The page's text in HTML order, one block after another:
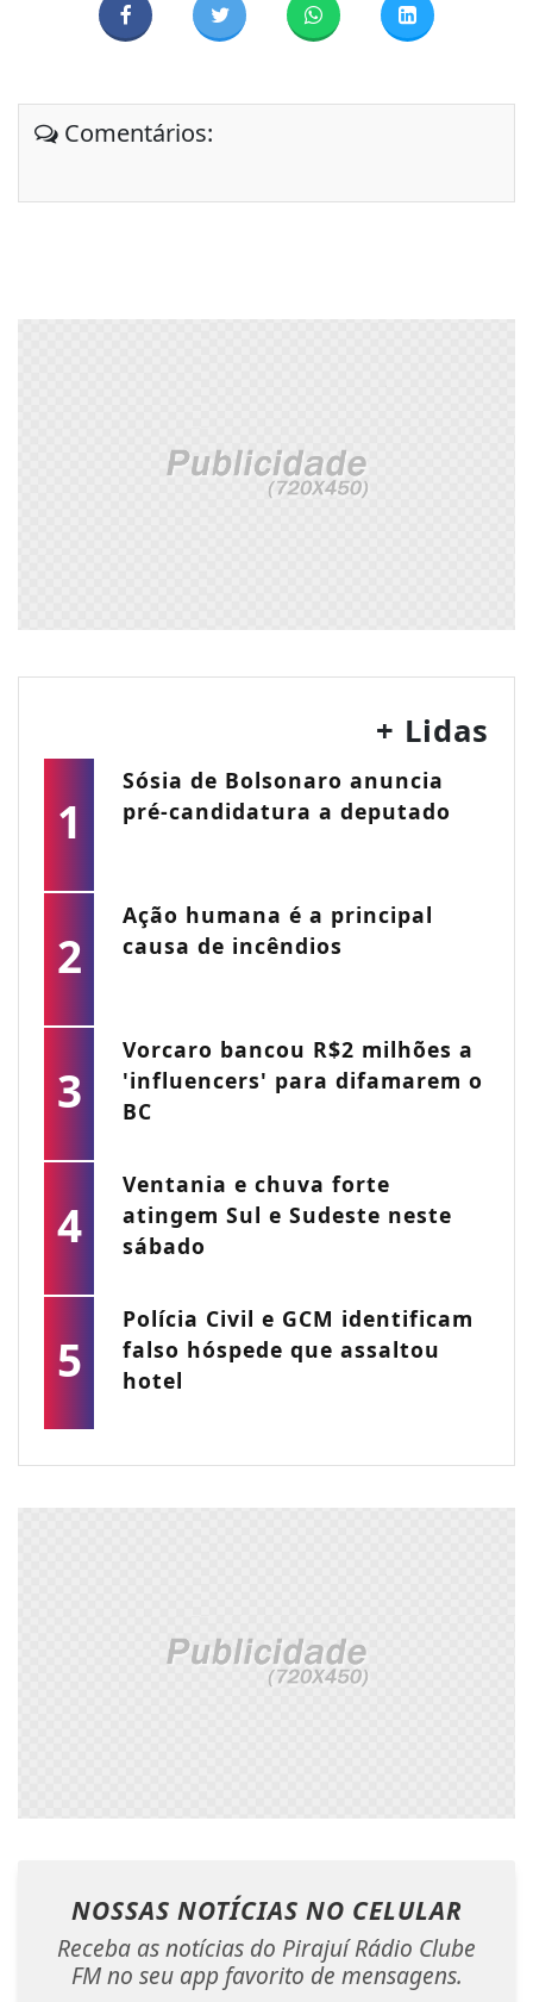
Comentários:
+ Lidas
1
Sósia de Bolsonaro anuncia
pré-candidatura a deputado
2
Ação humana é a principal
causa de incêndios
3
Vorcaro bancou R$2 milhões a
'influencers' para difamarem o
BC
4
Ventania e chuva forte
atingem Sul e Sudeste neste
sábado
5
Polícia Civil e GCM identificam
falso hóspede que assaltou
hotel
NOSSAS NOTÍCIAS NO CELULAR
Receba as notícias do Pirajuí Rádio Clube
FM no seu app favorito de mensagens.